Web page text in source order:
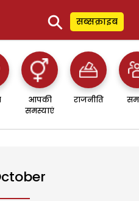
⚲ सब्सक्राइब
आपकी
समस्याएं
राजनीति